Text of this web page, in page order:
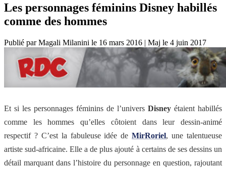
Les personnages féminins Disney habillés
comme des hommes
Publié parMagali Milanini le 16 mars 2016 | Maj le 4 juin 2017
Et si les personnages féminins de l’univers Disney étaient habillés
comme les hommes qu’elles côtoient dans leur dessin-animé
respectif ? C’est la fabuleuse idée deMirRoriel, une talentueuse
artiste sud-africaine. Elle a de plus ajouté à certains de ses dessins un
détail marquant dans l’histoire du personnage en question, rajoutant